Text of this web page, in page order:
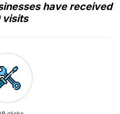
have received
visits